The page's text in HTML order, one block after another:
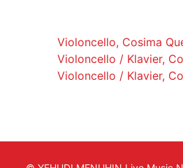
Violoncello, Cosima
Violoncello / Klavier,
Violoncello / Klavier,